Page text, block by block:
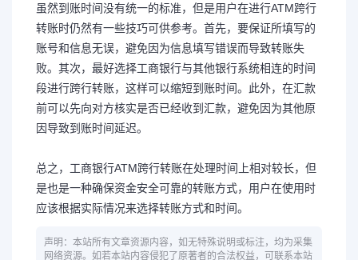
虽然到账时间没有统一的标准，但是用户在进行ATM跨行
转账时仍然有一些技巧可供参考。首先，要保证所填写的
账号和信息无误，避免因为信息填写错误而导致转账失
败。其次，最好选择工商银行与其他银行系统相连的时间
段进行跨行转账，这样可以缩短到账时间。此外，在汇款
前可以先向对方核实是否已经收到汇款，避免因为其他原
因导致到账时间延迟。
总之，工商银行ATM跨行转账在处理时间上相对较长，但
是也是一种确保资金安全可靠的转账方式，用户在使用时
应该根据实际情况来选择转账方式和时间。
声明：本站所有文章资源内容，如无特殊说明或标注，均为采集
网络资源。如若本站内容侵犯了原著者的合法权益，可联系本站